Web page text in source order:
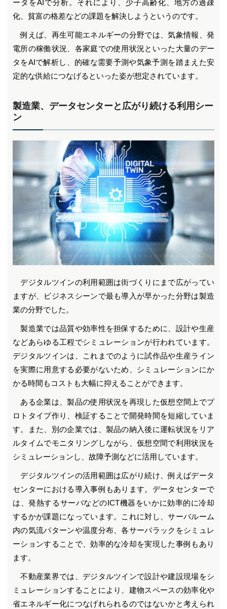
ータをAIで分析。それにより、少子高齢化、地方の過疎
化、貧富の格差などの課題を解決しようというのです。
例えば、再生可能エネルギーの分野では、気象情報、発
電所の稼働状況、各家庭での使用状況といった大量のデー
タをAIで解析し、的確な需要予測や気象予測を踏まえた安
定的な供給につなげるといった姿が想定されています。
製造業、データセンターと広がり続ける利用シー
ン
デジタルツインの利用範囲は街づくりにまで広がってい
ますが、ビジネスシーンで最も導入が早かった分野は製造
業の分野でした。
製造業では品質や効率性を担保するために、設計や生産
などあらゆる工程でシミュレーションが行われています。
デジタルツインは、これまでのように試作品や生産ライン
を実際に用意する必要がないため、シミュレーションにか
かる時間もコストも大幅に抑えることができます。
ある企業は、製品の使用状況を再現した仮想空間上でプ
ロトタイプ作り、検証することで開発時間を短縮していま
す。また、別の企業では、製品の納入後に運転状況をリア
ルタイムでモニタリングしながら、仮想空間で利用状況を
シミュレーションし、故障予測などに活用しています。
デジタルツインの活用範囲は広がり続け、例えばデータ
センターにおける導入事例もあります。データセンターで
は、発熱するサーバなどのICT機器をいかに効率的に冷却
するかが課題になっています。これに対し、サーバルーム
内の気流パターンや温度分布、各サーバラックをシミュレ
ーションすることで、効率的な冷却を実現した事例もあり
ます。
不動産業界では、デジタルツインで設計や建設現場をシ
ミュレーションすることにより、建物スペースの効率化や
省エネルギー化につなげれられるのではないかと考えられ